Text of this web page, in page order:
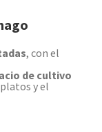
, con el
de cultivo
y el